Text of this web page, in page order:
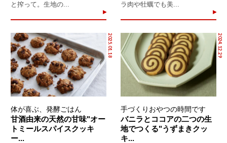
と搾って。生地の...
ラ肉や牡蠣でも美...
2025.01.18
体が喜ぶ、発酵ごはん
甘酒由来の天然の甘味"オー
トミールスパイスクッキ
ー...
2024.12.29
手づくりおやつの時間です
バニラとココアの二つの生
地でつくる"うずまきクッ
キ...